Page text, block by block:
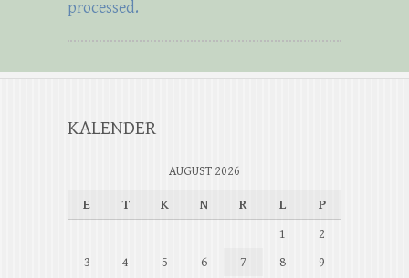
processed.
KALENDER
AUGUST 2026
E T K N R L
P
1
2
3
4 5 6 7 8
9